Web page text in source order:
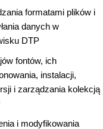
formatami plików i
danych w
DTP
fontów, ich
instalacji,
i zarządzania kolekcją
i modyfikowania